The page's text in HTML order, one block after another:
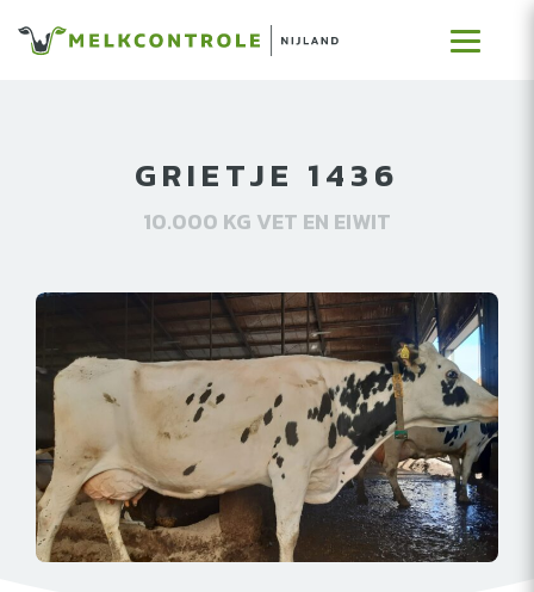
GRIETJE 1436
10.000 KG VET EN EIWIT